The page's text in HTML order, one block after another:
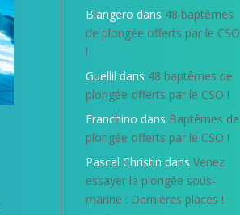
Blangero dans 48 baptêmes
de plongée offerts par le CSO
!
Guellil dans 48 baptêmes de
plongée offerts par le CSO !
Franchino dans Baptêmes de
plongée offerts par le CSO !
Pascal Christin dansVenez
essayer la plongée sous-
marine : Dernières places !